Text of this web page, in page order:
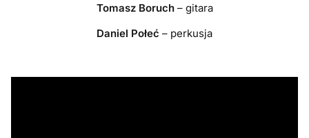
Tomasz Boruch– gitara
Daniel Połeć – perkusja